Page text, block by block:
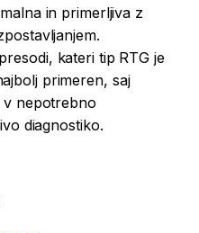
in primerljiva z
kateri tip RTG je
primeren, saj
v nepotrebno
diagnostiko.